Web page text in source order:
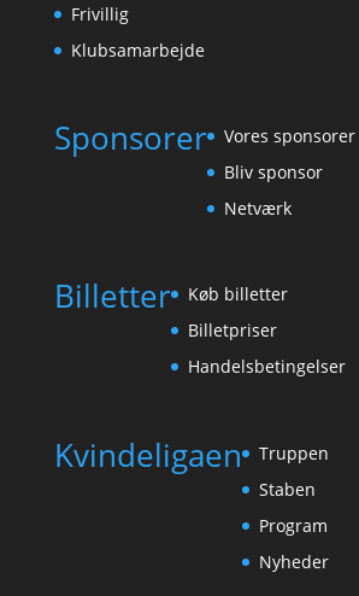
Frivillig
Klubsamarbejde
Sponsorer
Vores sponsorer
Bliv sponsor
Netværk
Billetter
Køb billetter
Billetpriser
Handelsbetingelser
Kvindeligaen
Truppen
Staben
Program
Nyheder